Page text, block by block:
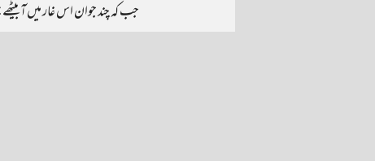
جب کہ چند جوان اس غار میں آ